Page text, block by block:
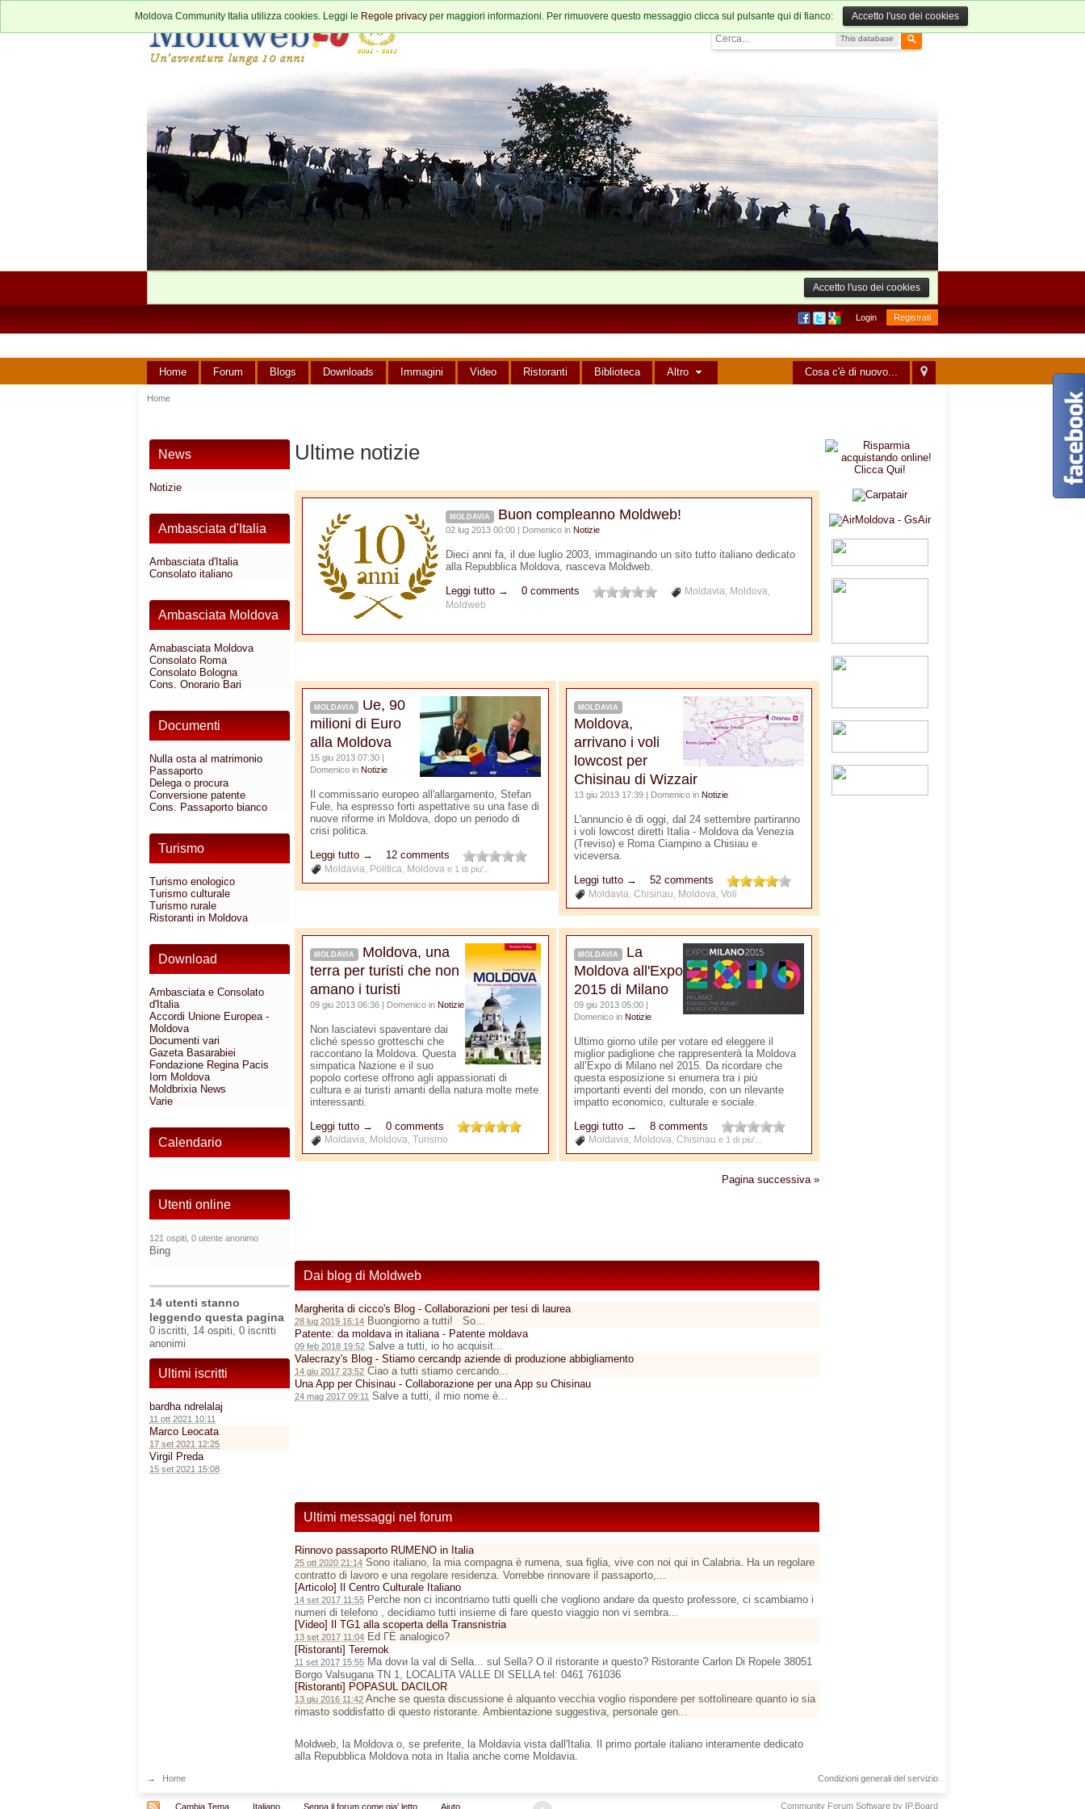
This database
Moldova Community Italia utilizza cookies. Leggi le Regole privacy per maggiori informazioni. Per rimuovere questo messaggio clicca sul pulsante qui di fianco: Accetto l'uso dei cookies
Accetto l'uso dei cookies
Login Registrati
Cosa c'è di nuovo...
Home Forum Blogs Downloads Immagini Video Ristoranti Biblioteca Altro
Home
News
Notizie
Ambasciata d'Italia
Ambasciata d'Italia
Consolato italiano
Ambasciata Moldova
Amabasciata Moldova
Consolato Roma
Consolato Bologna
Cons. Onorario Bari
Documenti
Nulla osta al matrimonio
Passaporto
Delega o procura
Conversione patente
Cons. Passaporto bianco
Turismo
Turismo enologico
Turismo culturale
Turismo rurale
Ristoranti in Moldova
Download
Ambasciata e Consolato
d'Italia
Accordi Unione Europea -
Moldova
Documenti vari
Gazeta Basarabiei
Fondazione Regina Pacis
Iom Moldova
Moldbrixia News
Varie
Calendario
Utenti online
121 ospiti, 0 utente anonimo
Bing
14 utenti stanno
leggendo questa pagina
0 iscritti, 14 ospiti, 0 iscritti
anonimi
Ultimi iscritti
bardha ndrelalaj
11 ott 2021 10:11
Marco Leocata
17 set 2021 12:25
Virgil Preda
15 set 2021 15:08
Ultime notizie
MOLDAVIA Buon compleanno Moldweb!
02 lug 2013 00:00 | Domenico in Notizie
Dieci anni fa, il due luglio 2003, immaginando un sito tutto italiano dedicato
alla Repubblica Moldova, nasceva Moldweb.
Leggi tutto →
0 comments Moldavia Moldova
Moldweb
MOLDAVIA
Ue, 90
milioni di Euro
alla Moldova
15 giu 2013 07:30 |
Domenico in Notizie
Il commissario europeo all'allargamento, Stefan
Fule, ha espresso forti aspettative su una fase di
nuove riforme in Moldova, dopo un periodo di
crisi politica.
Leggi tutto →
12 comments
Moldavia Politica Moldova e 1 di piu'...
MOLDAVIA
Moldova,
arrivano i voli
lowcost per
Chisinau di Wizzair
13 giu 2013 17:39 | Domenico in Notizie
L'annuncio è di oggi, dal 24 settembre partiranno
i voli lowcost diretti Italia - Moldova da Venezia
(Treviso) e Roma Ciampino a Chisiau e
viceversa.
Leggi tutto →
52 comments
Moldavia Chisinau Moldova Voli
MOLDAVIA
Moldova, una
terra per turisti che non
amano i turisti
09 giu 2013 06:36 | Domenico in Notizie
Non lasciatevi spaventare dai
cliché spesso grotteschi che
raccontano la Moldova. Questa
simpatica Nazione e il suo
popolo cortese offrono agli appassionati di
cultura e ai turisti amanti della natura molte mete
interessanti.
Leggi tutto →
0 comments
Moldavia Moldova Turismo
MOLDAVIA
La
Moldova all'Expo
2015 di Milano
09 giu 2013 05:00 |
Domenico in Notizie
Ultimo giorno utile per votare ed eleggere il
miglior padiglione che rappresenterà la Moldova
all’Expo di Milano nel 2015. Da ricordare che
questa esposizione si enumera tra i più
importanti eventi del mondo, con un rilevante
impatto economico, culturale e sociale.
Leggi tutto →
8 comments
Moldavia Moldova Chisinau e 1 di piu'...
Pagina successiva »
Dai blog di Moldweb
Margherita di cicco's Blog - Collaborazioni per tesi di laurea
28 lug 2019 16:14 Buongiorno a tutti! So...
Patente: da moldava in italiana - Patente moldava
09 feb 2018 19:52 Salve a tutti, io ho acquisit...
Valecrazy's Blog - Stiamo cercandp aziende di produzione abbigliamento
14 giu 2017 23:52 Ciao a tutti stiamo cercando...
Una App per Chisinau - Collaborazione per una App su Chisinau
24 mag 2017 09:11 Salve a tutti, il mio nome è...
Ultimi messaggi nel forum
Rinnovo passaporto RUMENO in Italia
25 ott 2020 21:14 Sono italiano, la mia compagna è rumena, sua figlia, vive con noi qui in Calabria. Ha un regolare
contratto di lavoro e una regolare residenza. Vorrebbe rinnovare il passaporto,...
[Articolo] Il Centro Culturale Italiano
14 set 2017 11:55 Perche non ci incontriamo tutti quelli che vogliono andare da questo professore, ci scambiamo i
numeri di telefono , decidiamo tutti insieme di fare questo viaggio non vi sembra...
[Video] Il TG1 alla scoperta della Transnistria
13 set 2017 11:04 Ed ГЁ analogico?
[Ristoranti] Teremok
11 set 2017 15:55 Ma dovи la val di Sella... sul Sella? O il ristorante и questo? Ristorante Carlon Di Ropele 38051
Borgo Valsugana TN 1, LOCALITA VALLE DI SELLA tel: 0461 761036
[Ristoranti] POPASUL DACILOR
13 giu 2016 11:42 Anche se questa discussione è alquanto vecchia voglio rispondere per sottolineare quanto io sia
rimasto soddisfatto di questo ristorante. Ambientazione suggestiva, personale gen...
Moldweb, la Moldova o, se preferite, la Moldavia vista dall'Italia. Il primo portale italiano interamente dedicato
alla Repubblica Moldova nota in Italia anche come Moldavia.
→ Home Condizioni generali del servizio
Cambia Tema Italiano Segna il forum come gia' letto Aiuto Community Forum Software by IP.Board